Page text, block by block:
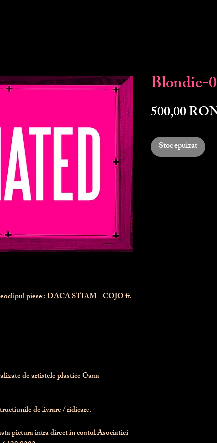
piesei: DACA STIAM - COJO ft.
de artistele plastice Oana
de livrare / ridicare.
pictura intra direct in contul Asociatiei
Blondie-
500,00
Stoc epuizat